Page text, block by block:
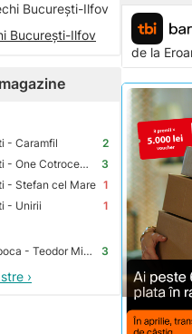
București-Ilfov
București-Ilfov
- Caramfil
2
Premium Store Bucuresti - One Cotroceni Park
3
- Stefan cel Mare 1
- Unirii
1
Premium Store Cluj-Napoca - Teodor Mihali 3
›
de la